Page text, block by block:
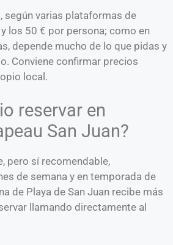
según varias plataformas de
los 50 € por persona; como en
depende mucho de lo que pidas y
Conviene confirmar precios
local.
reservar en
San Juan?
pero sí recomendable,
de semana y en temporada de
de Playa de San Juan recibe más
llamando directamente al